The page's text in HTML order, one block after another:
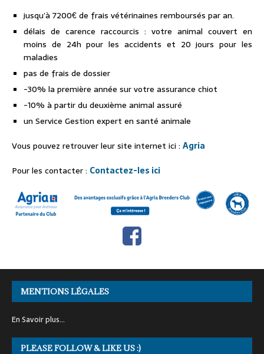
jusqu’à 7200€ de frais vétérinaines remboursés par an.
délais de carence raccourcis : votre animal couvert en
moins de 24h pour les accidents et 20 jours pour les
maladies
pas de frais de dossier
-30% la première année sur votre assurance chiot
-10% à partir du deuxième animal assuré
un Service Gestion expert en santé animale
Vous pouvez retrouver leur site internet ici : Agria
Pour les contacter : Contactez-les ici
MENTIONS LÉGALES
En Savoir plus…
PLEASE FOLLOW & LIKE US :)